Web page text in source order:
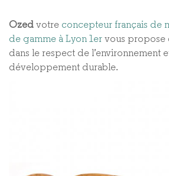
Ozed votre concepteur français de
de gamme à Lyon 1er vous propose
dans le respect de l’environnement
développement durable.